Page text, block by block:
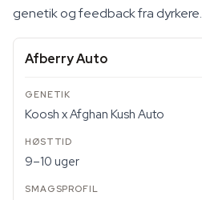
genetik og feedback fra dyrkere.
Afberry Auto
Koosh x Afghan Kush Auto
9–10 uger